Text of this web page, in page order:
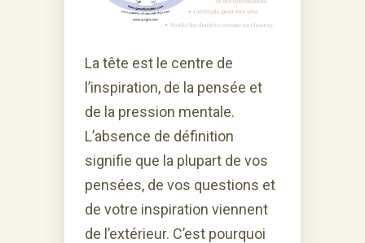
La tête est le centre de
l’inspiration, de la pensée et
de la pression mentale.
L’absence de définition
signifie que la plupart de vos
pensées, de vos questions et
de votre inspiration viennent
de l’extérieur. C’est pourquoi